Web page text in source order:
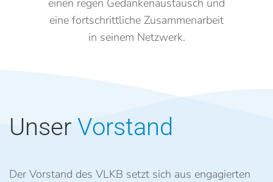
einen regen Gedankenaustausch und
eine fortschrittliche Zusammenarbeit
in seinem Netzwerk.
Unser Vorstand
Der Vorstand des VLKB setzt sich aus engagierten